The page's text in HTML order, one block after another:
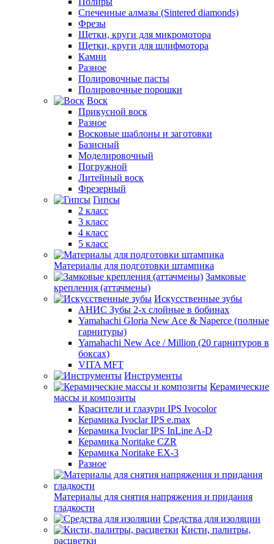
Спеченные алмазы (Sintered diamonds)
Фрезы
Щетки, круги для микромотора
Щетки, круги для шлифмотора
Камни
Разное
Полировочные пасты
Полировочные порошки
Воск
Прикусной воск
Разное
Восковые шаблоны и заготовки
Базисный
Моделировочный
Погружной
Литейный воск
Фрезерный
Гипсы
2 класс
3 класс
4 класс
5 класс
Материалы для подготовки штампика
Замковые
крепления (аттачмены)
Искусственные зубы
АНИС Зубы 2-х слойные в бобинах
Yamahachi Gloria New Ace & Naperce (полные
гарнитуры)
Yamahachi New Ace / Million (20 гарнитуров в
боксах)
VITA MFT
Инструменты
Керамические
массы и композиты
Красители и глазури IPS Ivocolor
Керамика Ivoclar IPS e.max
Керамика Ivoclar IPS InLine A-D
Керамика Noritake CZR
Керамика Noritake EX-3
Разное
Материалы для снятия напряжения и придания
гладкости
Средства для изоляции
Кисти, палитры,
расцветки